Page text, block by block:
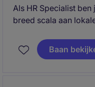
Als HR Specialist
breed scala aan
ervoor dat beleid,
aansluiten op de
Baan